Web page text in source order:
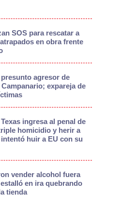
SOS para rescatar a
en obra frente
agresor de
expareja de
ingresa al penal de
homicidio y herir a
huir a EU con su
vender alcohol fuera
en ira quebrando
tienda